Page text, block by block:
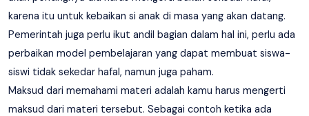
karena itu untuk kebaikan si anak di masa yang akan datang.
Pemerintah juga perlu ikut andil bagian dalam hal ini, perlu ada
perbaikan model pembelajaran yang dapat membuat siswa-
siswi tidak sekedar hafal, namun juga paham.
Maksud dari memahami materi adalah kamu harus mengerti
maksud dari materi tersebut. Sebagai contoh ketika ada